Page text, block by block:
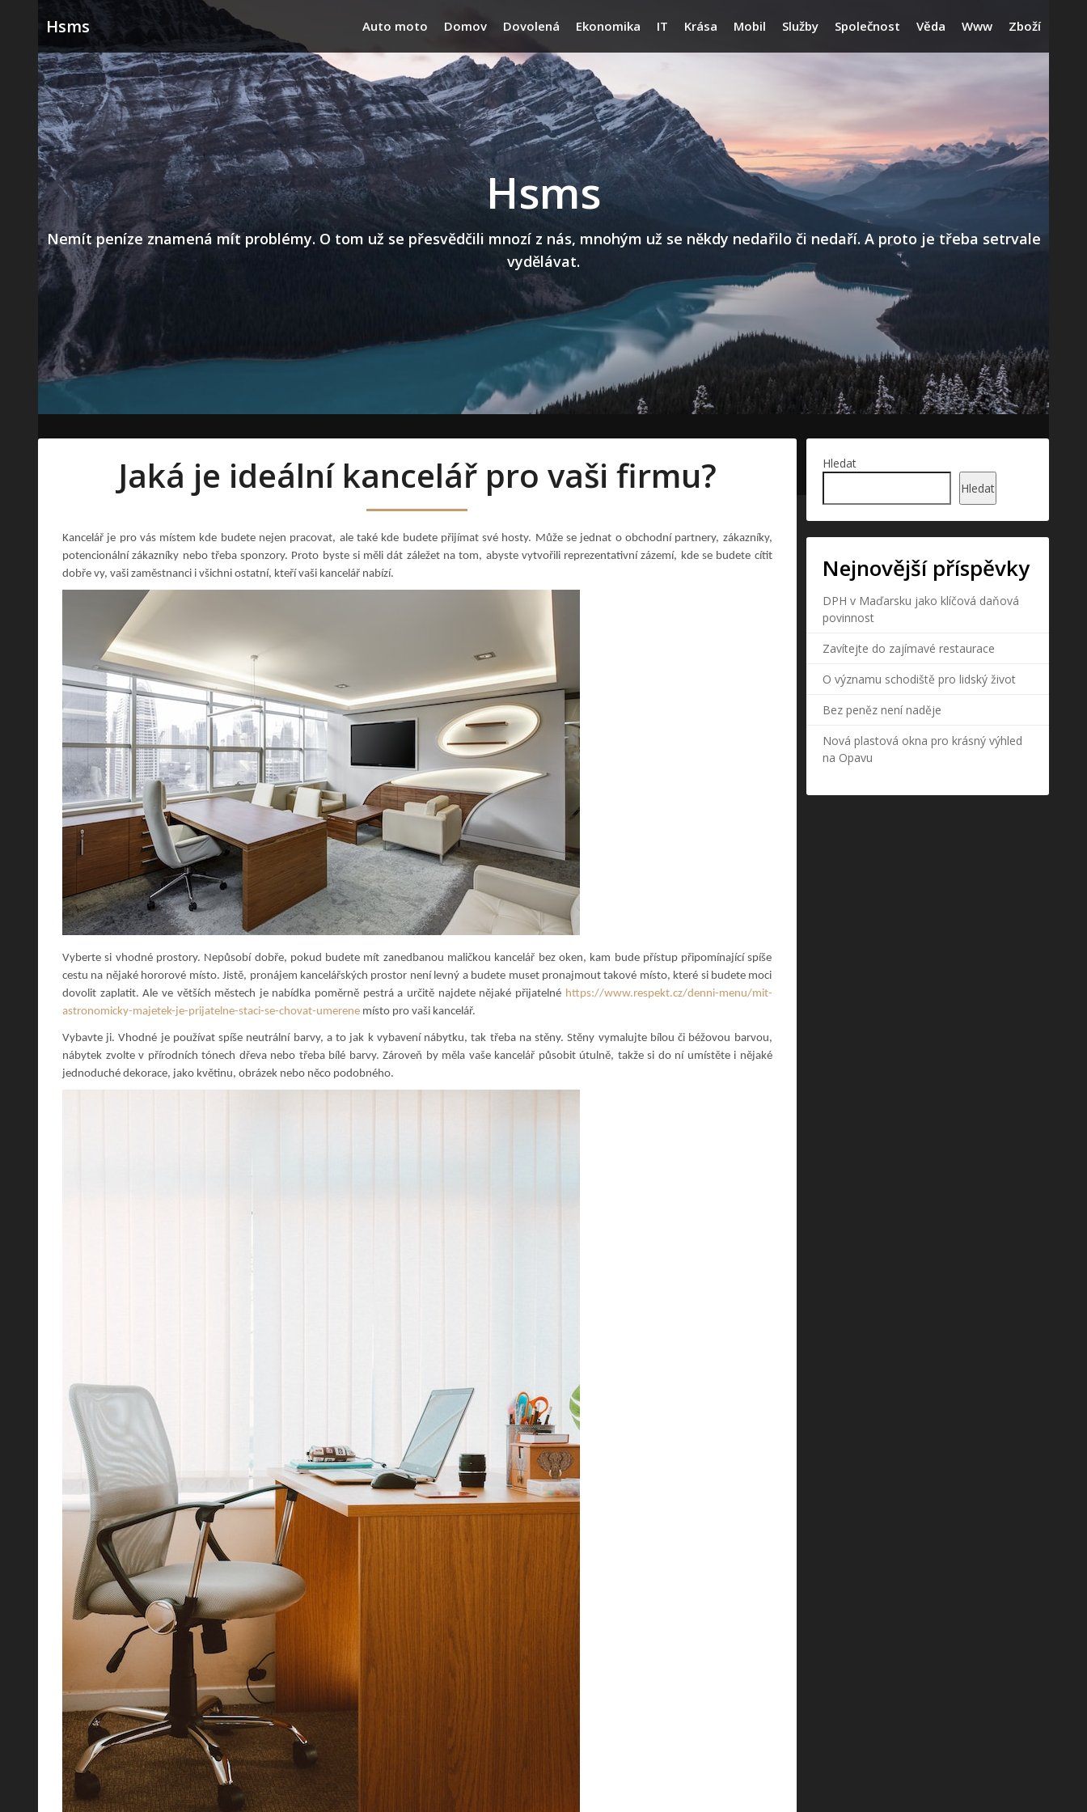
to
content
Hsms Auto moto Domov Dovolená Ekonomika IT Krása Mobil Služby Společnost Věda Www Zboží
Hsms
Nemít peníze znamená mít problémy. O tom už se přesvědčili mnozí z nás, mnohým už se někdy nedařilo či nedaří. A proto je třeba setrvale
vydělávat.
Jaká je ideální kancelář pro vaši firmu?
Kancelář je pro vás místem kde budete nejen pracovat, ale také kde budete přijímat své hosty. Může se jednat o obchodní partnery, zákazníky,
potencionální zákazníky nebo třeba sponzory. Proto byste si měli dát záležet na tom, abyste vytvořili reprezentativní zázemí, kde se budete cítit
dobře vy, vaši zaměstnanci i všichni ostatní, kteří vaši kancelář nabízí.
Vyberte si vhodné prostory. Nepůsobí dobře, pokud budete mít zanedbanou maličkou kancelář bez oken, kam bude přístup připomínající spíše
cestu na nějaké hororové místo. Jistě, pronájem kancelářských prostor není levný a budete muset pronajmout takové místo, které si budete moci
dovolit zaplatit. Ale ve větších městech je nabídka poměrně pestrá a určitě najdete nějaké přijatelné https://www.respekt.cz/denni-menu/mit-
astronomicky-majetek-je-prijatelne-staci-se-chovat-umerene místo pro vaši kancelář.
Vybavte ji. Vhodné je používat spíše neutrální barvy, a to jak k vybavení nábytku, tak třeba na stěny. Stěny vymalujte bílou či béžovou barvou,
nábytek zvolte v přírodních tónech dřeva nebo třeba bílé barvy. Zároveň by měla vaše kancelář působit útulně, takže si do ní umístěte i nějaké
jednoduché dekorace, jako květinu, obrázek nebo něco podobného.
Hledat
Hledat
Nejnovější příspěvky
DPH v Maďarsku jako klíčová daňová
povinnost
Zavítejte do zajímavé restaurace
O významu schodiště pro lidský život
Bez peněz není naděje
Nová plastová okna pro krásný výhled
na Opavu